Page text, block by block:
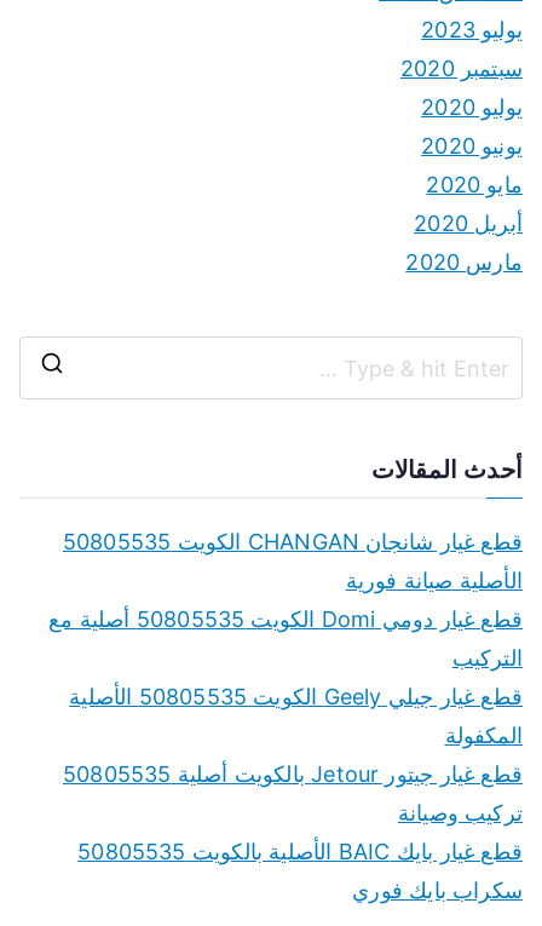
يوليو 2023
سبتمبر 2020
يوليو 2020
يونيو 2020
مايو 2020
أبريل 2020
مارس 2020
r
أحدث المقالات
قطع غيار شانجان CHANGAN الكويت 50805535
الأصلية صيانة فورية
قطع غيار دومي Domi الكويت 50805535 أصلية مع
التركيب
قطع غيار جيلي Geely الكويت 50805535 الأصلية
المكفولة
قطع غيار جيتور Jetour بالكويت أصلية 50805535
تركيب وصيانة
قطع غيار بايك BAIC الأصلية بالكويت 50805535
سكراب بايك فوري